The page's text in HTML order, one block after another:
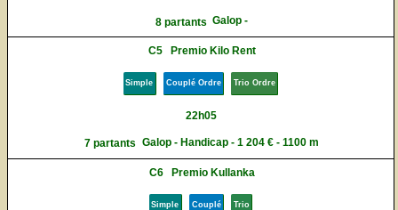
8 partants Galop -
C5 Premio Kilo Rent
Simple Couplé Ordre Trio Ordre
22h05
7 partants Galop - Handicap - 1 204 € - 1100 m
C6 Premio Kullanka
Simple Couplé Trio